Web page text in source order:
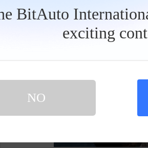
BitAuto
exciting
NO